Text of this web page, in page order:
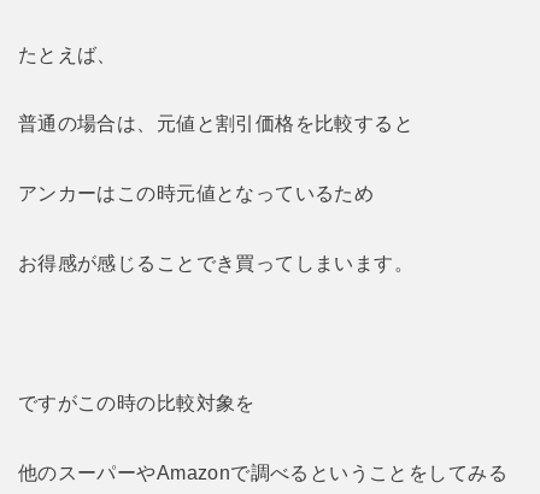
たとえば、
普通の場合は、元値と割引価格を比較すると
アンカーはこの時元値となっているため
お得感が感じることでき買ってしまいます。
ですがこの時の比較対象を
他のスーパーやAmazonで調べるということをしてみる